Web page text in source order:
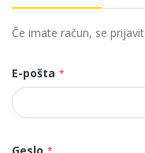
Če imate račun, se
E-pošta